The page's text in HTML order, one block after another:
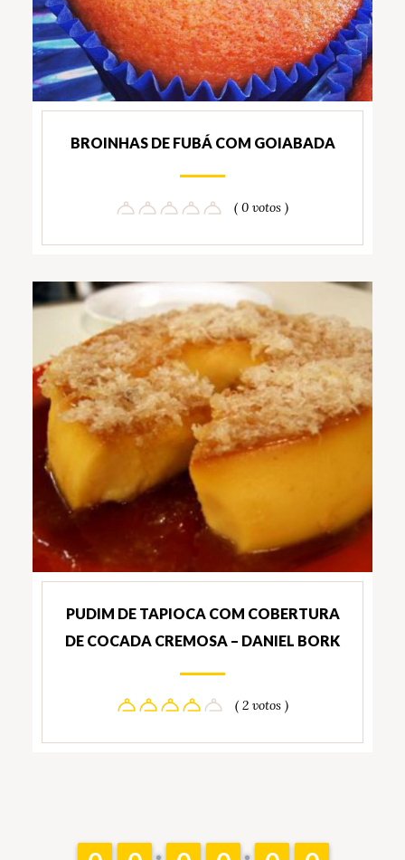
BROINHAS DE FUBÁ COM GOIABADA
( 0 votos )
PUDIM DE TAPIOCA COM COBERTURA
DE COCADA CREMOSA – DANIEL BORK
( 2 votos )